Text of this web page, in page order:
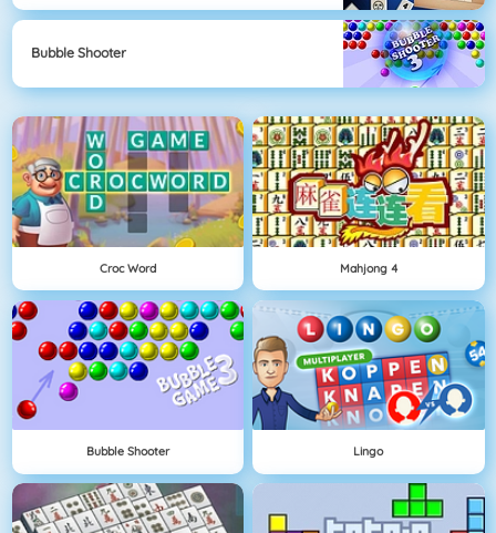
Bubble Shooter
Croc Word Mahjong 4
Bubble Shooter Lingo